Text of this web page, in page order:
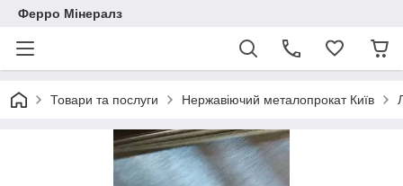
Ферро Мінералз
Товари та послуги Нержавіючий металопрокат Київ